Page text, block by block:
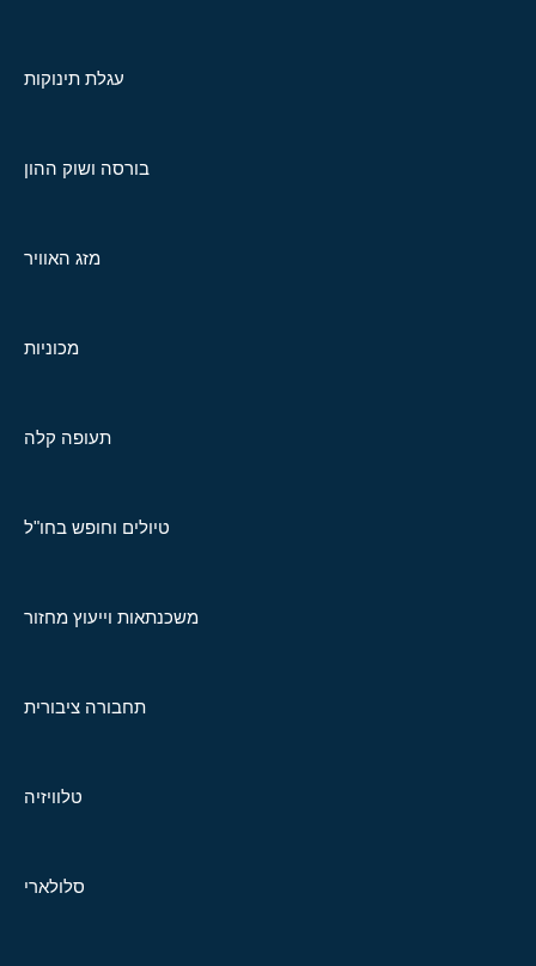
עגלת תינוקות
בורסה ושוק ההון
מזג האוויר
מכוניות
תעופה קלה
טיולים וחופש בחו"ל
משכנתאות וייעוץ מחזור
תחבורה ציבורית
טלוויזיה
סלולארי